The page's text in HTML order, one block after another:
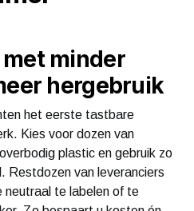
minder
hergebruik
het eerste tastbare
Kies voor dozen van
plastic en gebruik zo
Restdozen van leveranciers
neutraal te labelen of te